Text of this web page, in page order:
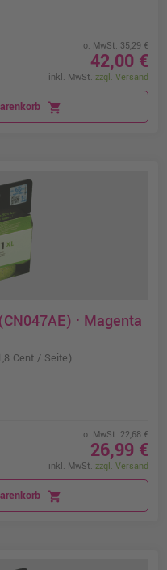
o. MwSt. 35,29 €
42,00 €
inkl. MwSt. zzgl. Versand
shopping_cart
· Magenta
Cent / Seite)
o. MwSt. 22,68 €
26,99 €
inkl. MwSt. zzgl. Versand
shopping_cart